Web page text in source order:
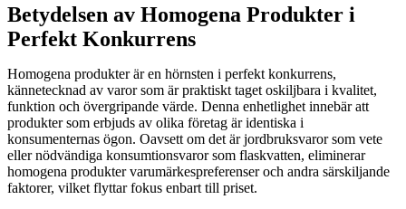
Betydelsen av Homogena Produkter i
Perfekt Konkurrens
Homogena produkter är en hörnsten i perfekt konkurrens,
kännetecknad av varor som är praktiskt taget oskiljbara i kvalitet,
funktion och övergripande värde. Denna enhetlighet innebär att
produkter som erbjuds av olika företag är identiska i
konsumenternas ögon. Oavsett om det är jordbruksvaror som vete
eller nödvändiga konsumtionsvaror som flaskvatten, eliminerar
homogena produkter varumärkespreferenser och andra särskiljande
faktorer, vilket flyttar fokus enbart till priset.